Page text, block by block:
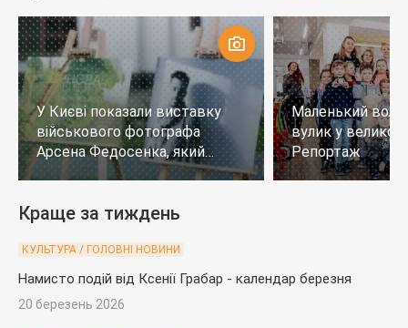
У Києві показали виставку
військового фотографа
Арсена Федосенка, який
загинув на війні
Маленький
вулик у
Репортаж
Краще за тиждень
КУЛЬТУРА / ГОЛОВНІ НОВИНИ
Намисто подій від Ксенії Грабар - календар березня
20 березень 2026